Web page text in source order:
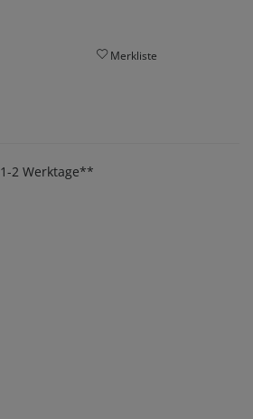
Merkliste
1-2 Werktage**